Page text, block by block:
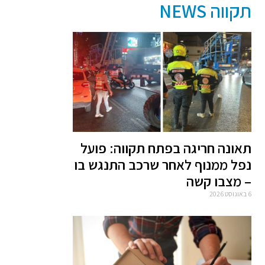
תקווה NEWS
תאונה חריגה בפתח תקווה: פועל
נפל ממנוף לאחר שרכב התנגש בו
– מצבו קשה
6 באוגוסט 2026